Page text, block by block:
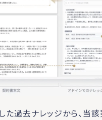
た過去ナレッジから、当